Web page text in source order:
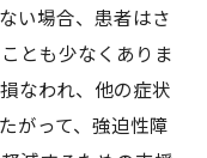
合う心構え
トの重要性
付き合い方
い場合、患者はさ
とも少なくありま
なわれ、他の症状
がって、強迫性障